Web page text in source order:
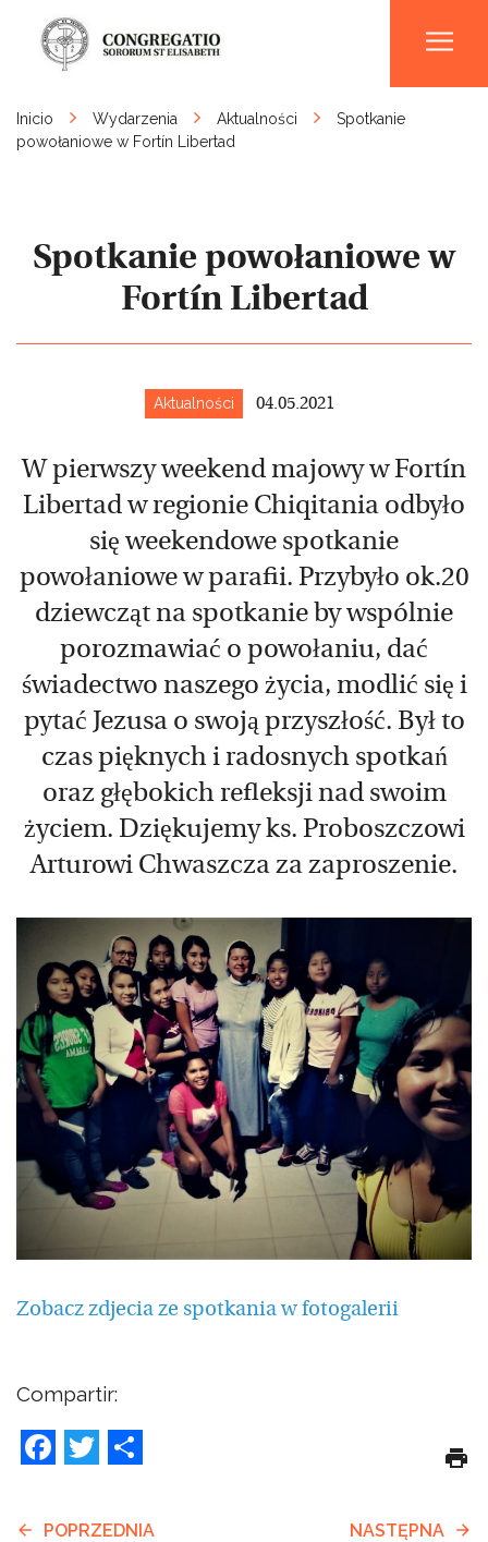
Inicio Wydarzenia Aktualności
Spotkanie
powołaniowe w Fortín Libertad
Spotkanie powołaniowe w
Fortín Libertad
Aktualności 04.05.2021
W pierwszy weekend majowy w Fortín
Libertad w regionie Chiqitania odbyło
się weekendowe spotkanie
powołaniowe w parafii. Przybyło ok.20
dziewcząt na spotkanie by wspólnie
porozmawiać o powołaniu, dać
świadectwo naszego życia, modlić się i
pytać Jezusa o swoją przyszłość. Był to
czas pięknych i radosnych spotkań
oraz głębokich refleksji nad swoim
życiem. Dziękujemy ks. Proboszczowi
Arturowi Chwaszcza za zaproszenie.
Zobacz zdjecia ze spotkania w fotogalerii
Compartir:
Facebook
Twitter
POPRZEDNIA NASTĘPNA